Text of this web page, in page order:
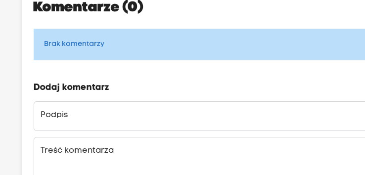
Komentarze (0)
Brak komentarzy
Dodaj komentarz
Podpis
Treść komentarza